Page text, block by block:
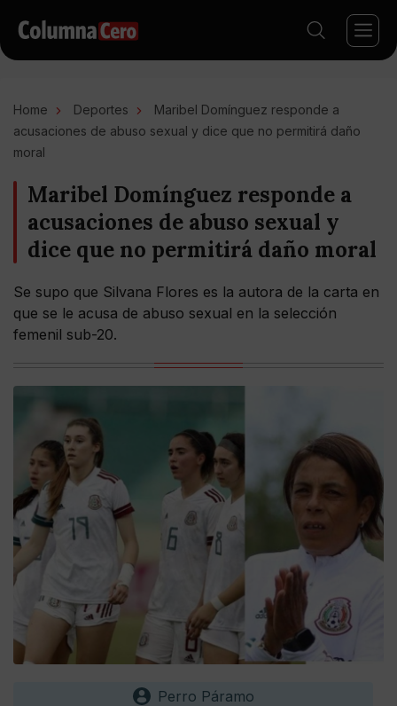
Home Deportes
Maribel Domínguez responde a
acusaciones de abuso sexual y dice que no permitirá daño
moral
Maribel Domínguez responde a
acusaciones de abuso sexual y
dice que no permitirá daño moral
Se supo que Silvana Flores es la autora de la carta en
que se le acusa de abuso sexual en la selección
femenil sub-20.
Perro Páramo